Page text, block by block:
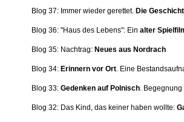
Blog 37: Immer wieder gerettet. Die
Blog 36: "Haus des Lebens": Ein alter
Blog 35: Nachtrag: Neues aus Nordrach
Blog 34: Erinnern vor Ort. Eine
Blog 33: Gedenken auf Polnisch.
Blog 32: Das Kind, das keiner haben wollte: